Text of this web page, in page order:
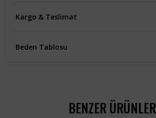
Kargo & Teslimat
Beden Tablosu
BENZER ÜRÜNLER